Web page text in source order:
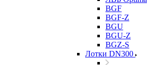
BGF
BGF-Z
BGU
BGU-Z
BGZ-S
Лотки DN300